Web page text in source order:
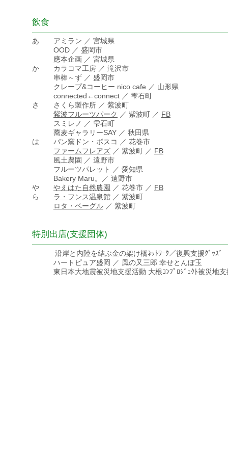
飲食
あ アミラン ／ 宮城県
OOD ／ 盛岡市
應本企画 ／ 宮城県
か カラコマ工房 ／ 滝沢市
串棒～ず ／ 盛岡市
クレープ&コーヒー nico cafe ／ 山形県
connected←connect ／ 雫石町
さ さくら製作所 ／ 紫波町
紫波フルーツパーク ／ 紫波町 ／ FB
スミレノ ／ 雫石町
蕎麦ギャラリーSAY ／ 秋田県
は パン窯ドン・ボスコ ／ 花巻市
ファームフレアズ ／ 紫波町 ／ FB
風土農園 ／ 遠野市
フルーツパレット ／ 愛知県
Bakery Maru。／ 遠野市
や やえはた自然農園 ／ 花巻市 ／ FB
ら ラ・フンス温泉館 ／ 紫波町
ロタ・ベーグル ／ 紫波町
特別出店(支援団体)
沿岸と内陸を結ぶ金の架け橋ﾈｯﾄﾜｰｸ／復興支援ｸﾞｯｽﾞ
ハートピュア盛岡 ／ 風の又三郎 幸せとんぼ玉
東日本大地震被災地支援活動 大根ｺﾝﾌﾟﾛｼﾞｪｸﾄ被災地支